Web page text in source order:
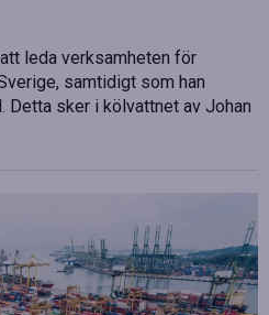
leda verksamheten för
samtidigt som han
Detta sker i kölvattnet av Johan